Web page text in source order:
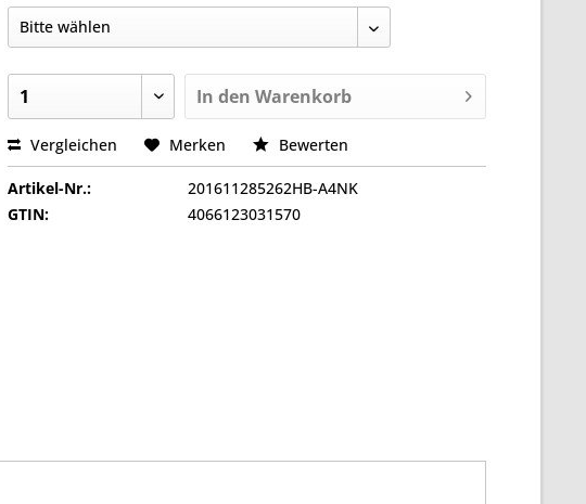
In den Warenkorb
Vergleichen Merken Bewerten
Artikel-Nr.:
201611285262HB-A4NK
GTIN:
4066123031570